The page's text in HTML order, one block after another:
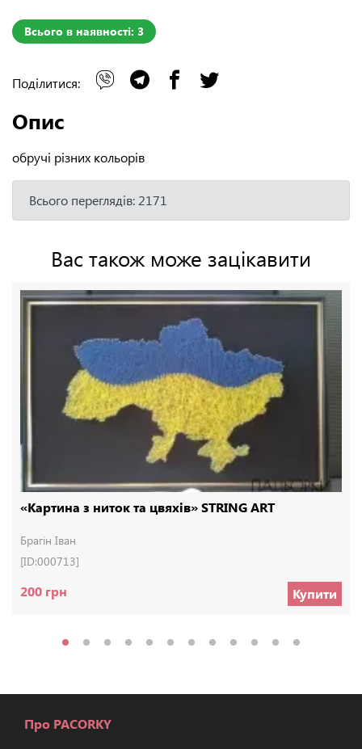
Всього в наявності: 3
Поділитися:
Опис
обручі різних кольорів
Всього переглядів: 2171
Вас також може зацікавити
«Картина з ниток та цвяхів» STRING ART
Брагін Іван
[ID:000713]
200 грн Купити
Про PACORKY